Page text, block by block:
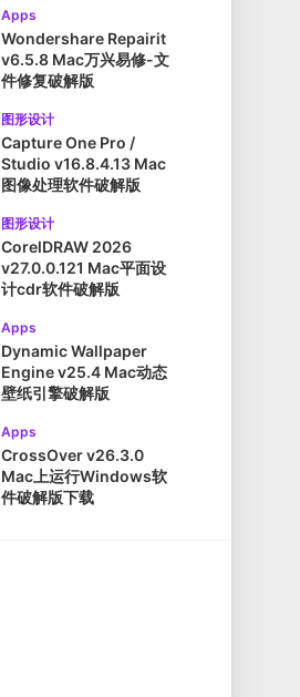
Apps
Wondershare Repairit
v6.5.8 Mac万兴易修-文
件修复破解版
图形设计
Capture One Pro /
Studio v16.8.4.13 Mac
图像处理软件破解版
图形设计
CorelDRAW 2026
v27.0.0.121 Mac平面设
计cdr软件破解版
Apps
Dynamic Wallpaper
Engine v25.4 Mac动态
壁纸引擎破解版
Apps
CrossOver v26.3.0
Mac上运行Windows软
件破解版下载